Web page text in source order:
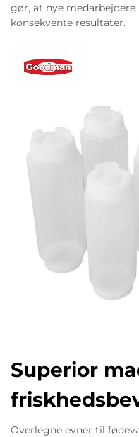
gør, at nye
konsekvente resultater.
Superior
Overlegne evner til